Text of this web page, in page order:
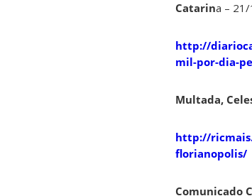
Catarina –
http://
mil-por-dia-
Multada,
http://
florianopolis/
Comunicado